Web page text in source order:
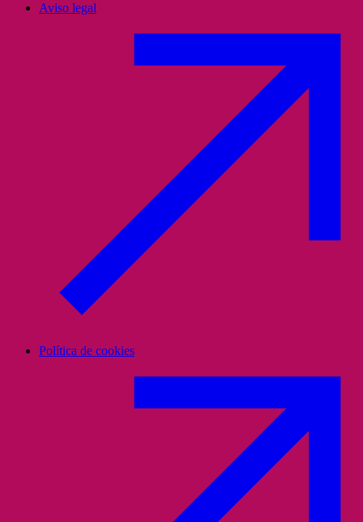
Aviso legal
Política de cookies